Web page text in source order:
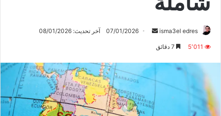
isma3el edres
أرسل 07/01/2026 آخر تحديث: 08/01/2026
5٬011